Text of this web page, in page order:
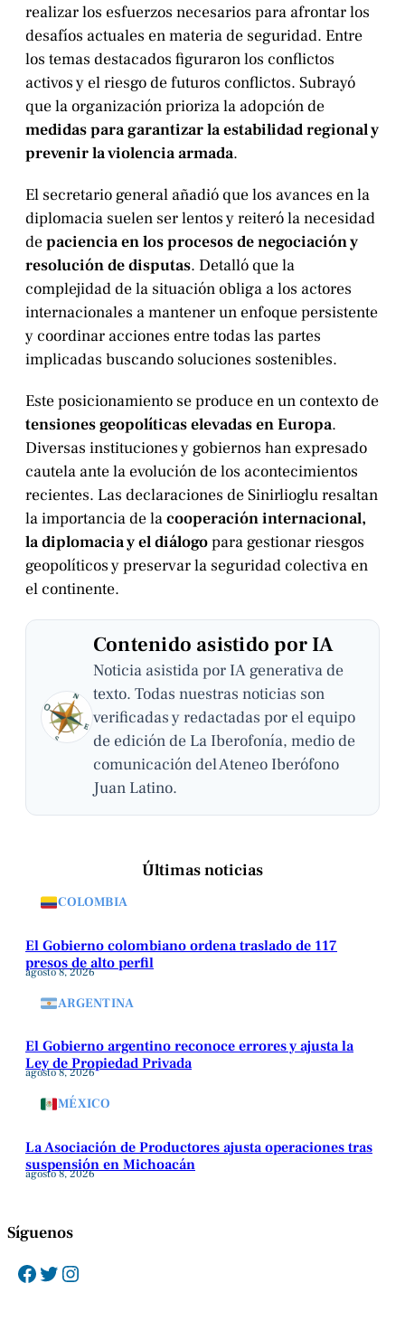
realizar los esfuerzos necesarios para afrontar los
desafíos actuales en materia de seguridad. Entre
los temas destacados figuraron los conflictos
activos y el riesgo de futuros conflictos. Subrayó
que la organización prioriza la adopción de
medidas para garantizar la estabilidad regional y
prevenir la violencia armada.
El secretario general añadió que los avances en la
diplomacia suelen ser lentos y reiteró la necesidad
depaciencia en los procesos de negociación y
resolución de disputas. Detalló que la
complejidad de la situación obliga a los actores
internacionales a mantener un enfoque persistente
y coordinar acciones entre todas las partes
implicadas buscando soluciones sostenibles.
Este posicionamiento se produce en un contexto de
tensiones geopolíticas elevadas en Europa.
Diversas instituciones y gobiernos han expresado
cautela ante la evolución de los acontecimientos
recientes. Las declaraciones de Sinirlioglu resaltan
la importancia de lacooperación internacional,
la diplomacia y el diálogopara gestionar riesgos
geopolíticos y preservar la seguridad colectiva en
el continente.
Contenido asistido por IA
Noticia asistida por IA generativa de
texto. Todas nuestras noticias son
verificadas y redactadas por el equipo
de edición de La Iberofonía, medio de
comunicación del Ateneo Iberófono
Juan Latino.
Últimas noticias
COLOMBIA
El Gobierno colombiano ordena traslado de 117
presos de alto perfil
agosto 8, 2026
ARGENTINA
El Gobierno argentino reconoce errores y ajusta la
Ley de Propiedad Privada
agosto 8, 2026
MÉXICO
La Asociación de Productores ajusta operaciones tras
suspensión en Michoacán
agosto 8, 2026
Síguenos
Facebook Twitter Instagram